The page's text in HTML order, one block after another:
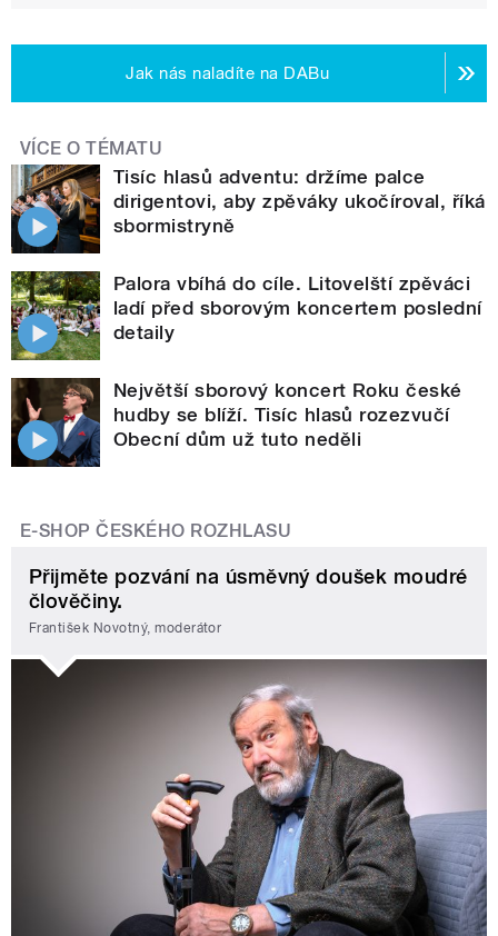
Jak nás naladíte na DABu
VÍCE O TÉMATU
Tisíc hlasů adventu: držíme palce
dirigentovi, aby zpěváky ukočíroval, říká
sbormistryně
Palora vbíhá do cíle. Litovelští zpěváci
ladí před sborovým koncertem poslední
detaily
Největší sborový koncert Roku české
hudby se blíží. Tisíc hlasů rozezvučí
Obecní dům už tuto neděli
E-SHOP ČESKÉHO ROZHLASU
Přijměte pozvání na úsměvný doušek moudré
člověčiny.
František Novotný, moderátor